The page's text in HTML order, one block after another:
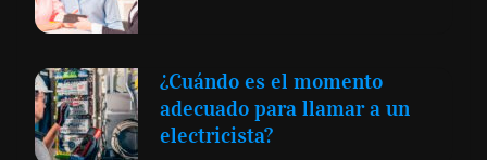
¿Cuándo es el momento
adecuado para llamar a un
electricista?